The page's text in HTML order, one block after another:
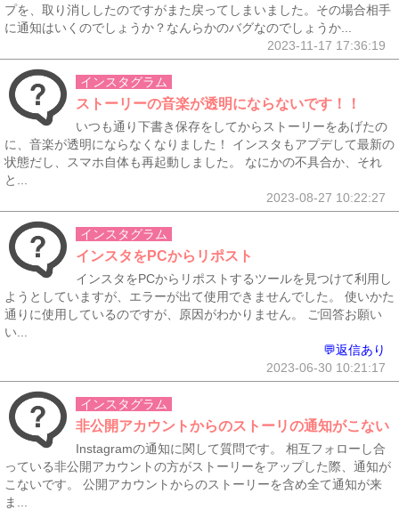
プを、取り消ししたのですがまた戻ってしまいました。その場合相手
に通知はいくのでしょうか？なんらかのバグなのでしょうか...
2023-11-17 17:36:19
インスタグラム
ストーリーの音楽が透明にならないです！！
いつも通り下書き保存をしてからストーリーをあげたの
に、音楽が透明にならなくなりました！ インスタもアプデして最新の
状態だし、スマホ自体も再起動しました。 なにかの不具合か、それ
と...
2023-08-27 10:22:27
インスタグラム
インスタをPCからリポスト
インスタをPCからリポストするツールを見つけて利用し
ようとしていますが、エラーが出て使用できませんでした。 使いかた
通りに使用しているのですが、原因がわかりません。 ご回答お願い
い...
💬返信あり
2023-06-30 10:21:17
インスタグラム
非公開アカウントからのストーリの通知がこない
Instagramの通知に関して質問です。 相互フォローし合
っている非公開アカウントの方がストーリーをアップした際、通知が
こないです。 公開アカウントからのストーリーを含め全て通知が来
ま...